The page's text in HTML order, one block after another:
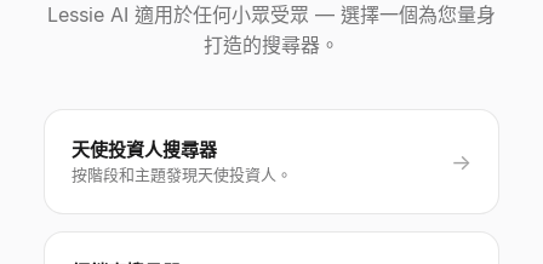
Lessie AI 適用於任何小眾受眾 — 選擇一個為您量身
打造的搜尋器。
天使投資人搜尋器
按階段和主題發現天使投資人。
→